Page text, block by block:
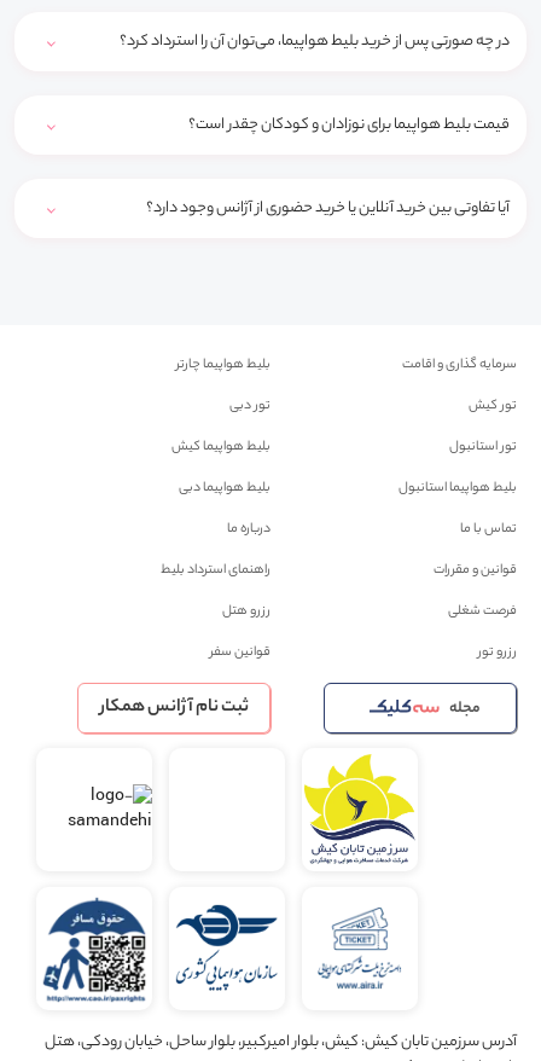
در چه صورتی پس از خرید بلیط هواپیما، می‌توان آن را استرداد کرد؟
قیمت بلیط هواپیما برای نوزادان و کودکان چقدر است؟
آیا تفاوتی بین خرید آنلاین یا خرید حضوری از آژانس وجود دارد؟
سرمایه گذاری و اقامت
بلیط هواپیما چارتر
تور کیش
تور دبی
تور استانبول
بلیط هواپیما کیش
بلیط هواپیما استانبول
بلیط هواپیما دبی
تماس با ما
درباره ما
قوانین و مقررات
راهنمای استرداد بلیط
فرصت شغلی
رزرو هتل
رزرو تور
قوانین سفر
مجله ثبت نام آژانس همکار
آدرس سرزمین تابان کیش: کیش، بلوار امیرکبیر، بلوار ساحل، خیابان رودکی، هتل